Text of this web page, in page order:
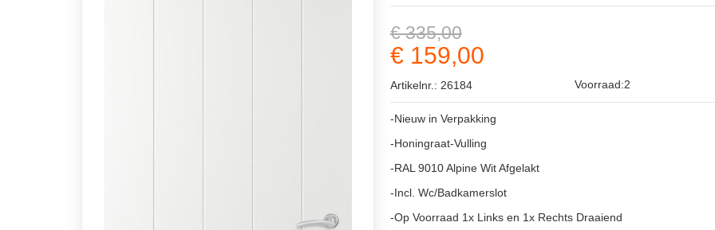
€ 335,00
€ 159,00
Voorraad:2
Artikelnr.: 26184
-Nieuw in Verpakking
-Honingraat-Vulling
-RAL 9010 Alpine Wit Afgelakt
-Incl. Wc/Badkamerslot
-Op Voorraad 1x Links en 1x Rechts Draaiend